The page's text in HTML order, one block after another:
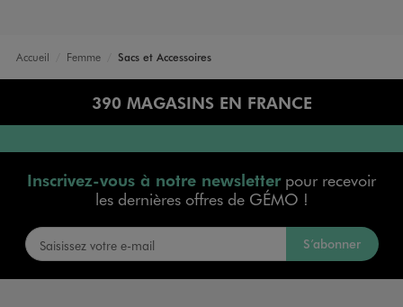
Accueil Femme Sacs et Accessoires
390 MAGASINS EN FRANCE
Inscrivez-vous à notre newsletterpour recevoir
les dernières offres de GÉMO !
S’abonner